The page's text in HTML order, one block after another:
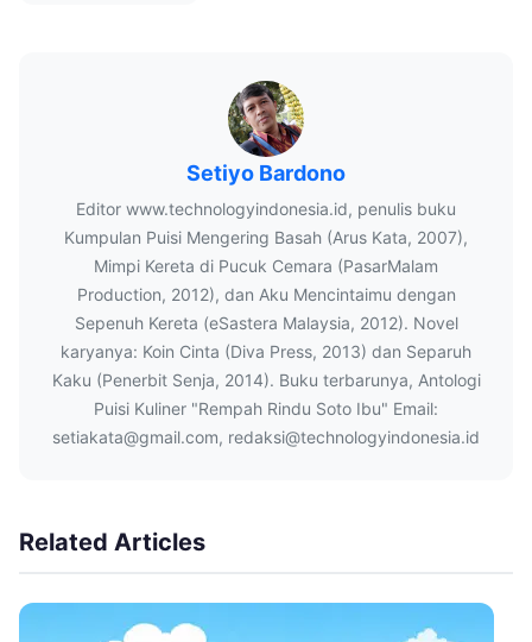
Setiyo Bardono
Editor www.technologyindonesia.id, penulis buku
Kumpulan Puisi Mengering Basah (Arus Kata, 2007),
Mimpi Kereta di Pucuk Cemara (PasarMalam
Production, 2012), dan Aku Mencintaimu dengan
Sepenuh Kereta (eSastera Malaysia, 2012). Novel
karyanya: Koin Cinta (Diva Press, 2013) dan Separuh
Kaku (Penerbit Senja, 2014). Buku terbarunya, Antologi
Puisi Kuliner "Rempah Rindu Soto Ibu" Email:
setiakata@gmail.com, redaksi@technologyindonesia.id
Related Articles